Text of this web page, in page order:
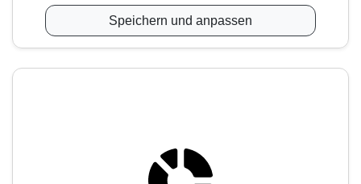
Speichern und anpassen